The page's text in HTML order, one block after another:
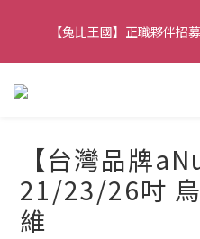
購
【兔比王國】正職夥伴招
【兔比王國公告】新加入的冒
【台灣品牌
21/23/26吋
維